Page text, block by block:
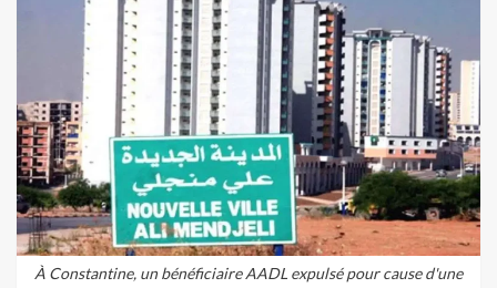
À Constantine, un bénéficiaire AADL expulsé pour cause d'une